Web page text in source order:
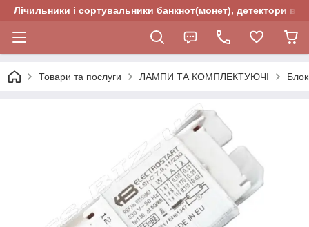
Лічильники і сортувальники банкнот(монет), детектори
Товари та послуги ЛАМПИ ТА КОМПЛЕКТУЮЧІ